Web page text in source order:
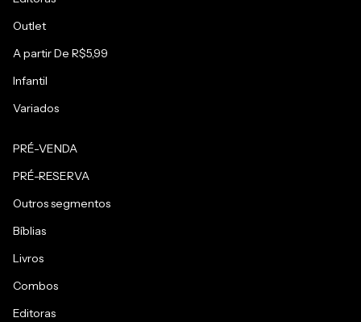
Outlet
A partir De R$5,99
Infantil
Variados
PRÉ-VENDA
PRÉ-RESERVA
Outros segmentos
Bíblias
Livros
Combos
Editoras